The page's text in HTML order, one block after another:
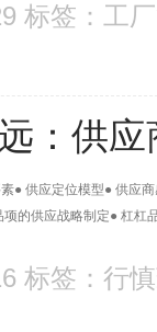
标签：工
：供
● 供应定位模型● 供应
的供应战略制定● 杠杠
标签：行